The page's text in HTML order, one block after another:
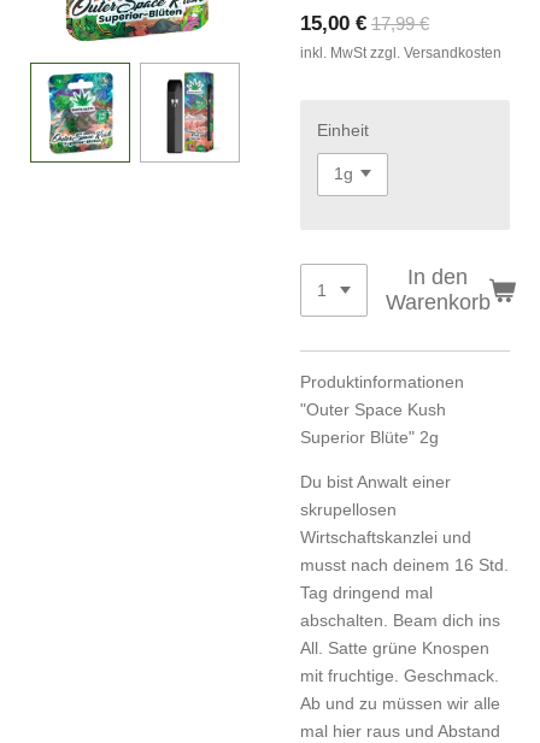
15,00 € 17,99 €
inkl. MwSt zzgl. Versandkosten
Einheit
In den
Warenkorb
Produktinformationen
"Outer Space Kush
Superior Blüte" 2g
Du bist Anwalt einer
skrupellosen
Wirtschaftskanzlei und
musst nach deinem 16 Std.
Tag dringend mal
abschalten. Beam dich ins
All. Satte grüne Knospen
mit fruchtige. Geschmack.
Ab und zu müssen wir alle
mal hier raus und Abstand